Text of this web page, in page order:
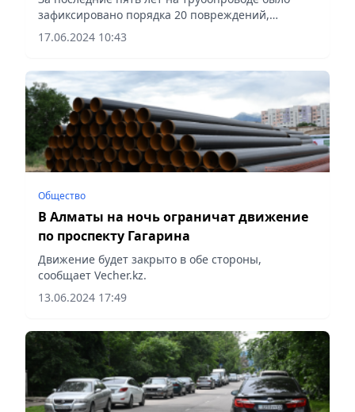
зафиксировано порядка 20 повреждений,
сообщает Vecher.kz.
17.06.2024 10:43
Общество
В Алматы на ночь ограничат движение
по проспекту Гагарина
Движение будет закрыто в обе стороны,
сообщает Vecher.kz.
13.06.2024 17:49